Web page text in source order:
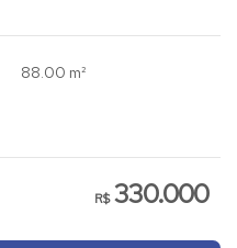
88.00 m²
R$330.000